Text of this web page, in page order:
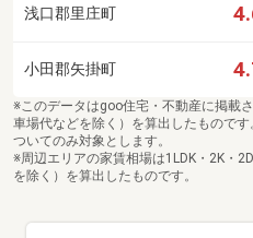
浅口郡里庄町
小田郡矢掛町
※このデータはgoo住宅・不動産に掲載
車場代などを除く）を算出したもので
ついてのみ対象とします。
※周辺エリアの家賃相場は1LDK・2K・
を除く）を算出したものです。